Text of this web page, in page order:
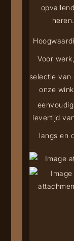
heren.
Voor
selectie van
onze
levertijd
langs en